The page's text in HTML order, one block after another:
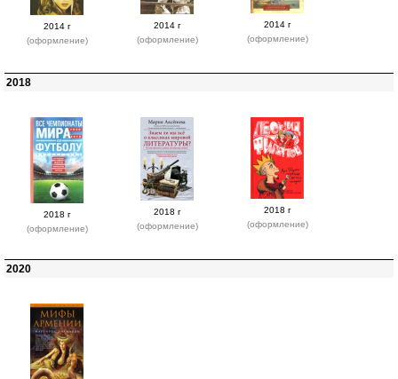
2014 г
(оформление)
2014 г
(оформление)
2014 г
(оформление)
2018
2018 г
(оформление)
2018 г
(оформление)
2018 г
(оформление)
2020